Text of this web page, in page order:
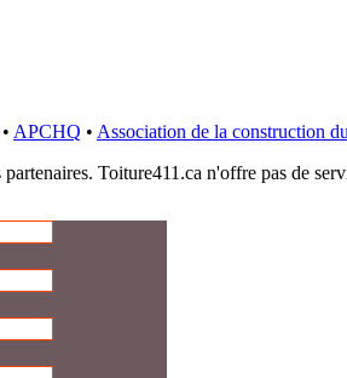
• APCHQ • Association de la construction
Toiture411.ca n'offre pas de